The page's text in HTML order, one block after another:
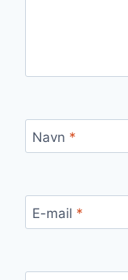
Navn *
E-mail *